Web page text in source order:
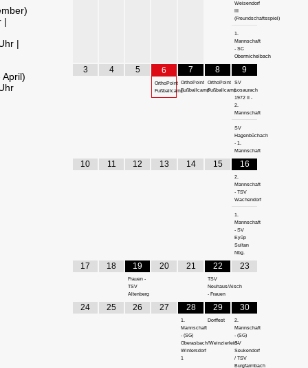
|
|
April)
Weisendorf
(Freundschaftsspiel)
1.
Mannschaft
- SC
Obermichelbach
3 4 5 6
OrthoPoint
Fußballcamp
7
OrthoPoint
Fußballcamp
8
OrthoPoint
Fußballcamp
9
SV
Losaurach
1972 II -
2.
Mannschaft
SV
Hagenbüchach
- 1.
Mannschaft
10 11 12 13 14 15 16
2.
Mannschaft
- TSV
Wachendorf
1.
Mannschaft
- SV
Eyüp
Sultan
Nbg.
17 18 19
Frauen -
TSV
Altenberg
20 21 22
TSV
Neuhaus/Aisch
- Frauen
23
24 25 26 27 28
1.
Mannschaft
- (SG)
Oberasbach/Weinzierlein-
Wintersdorf
1
29
Dorffest
30
2.
Mannschaft
- (SG)
SV
Seukendorf
/ TSV
Burgfarrnbach